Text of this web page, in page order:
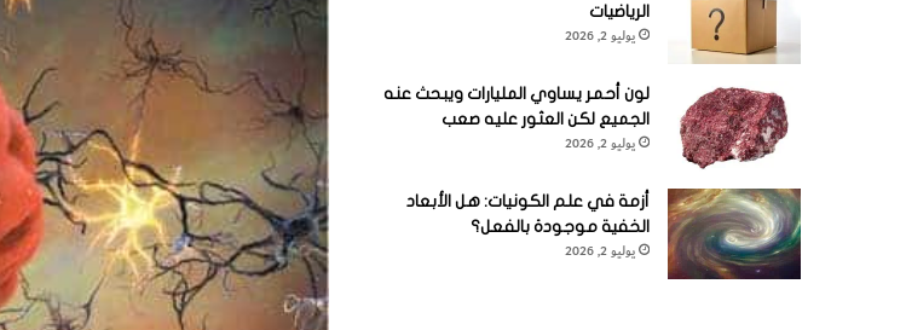
الرياضيات
يوليو 2, 2026
لون أحمر يساوي المليارات ويبحث عنه
الجميع لكن العثور عليه صعب
يوليو 2, 2026
أزمة في علم الكونيات: هل الأبعاد
الخفية موجودة بالفعل؟
يوليو 2, 2026